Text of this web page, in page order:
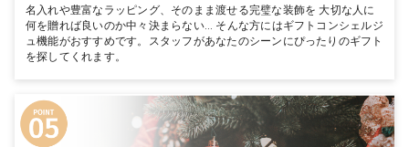
名入れや豊富なラッピング、そのまま渡せる完璧な装飾を 大切な人に
何を贈れば良いのか中々決まらない… そんな方にはギフトコンシェルジ
ュ機能がおすすめです。スタッフがあなたのシーンにぴったりのギフト
を探してくれます。